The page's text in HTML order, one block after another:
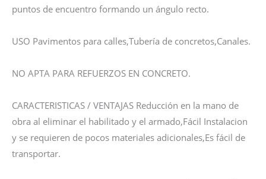
puntos de encuentro formando un ángulo recto.
USO Pavimentos para calles,Tubería de concretos,Canales.
NO APTA PARA REFUERZOS EN CONCRETO.
CARACTERISTICAS / VENTAJAS Reducción en la mano de
obra al eliminar el habilitado y el armado,Fácil Instalacion
y se requieren de pocos materiales adicionales,Es fácil de
transportar.